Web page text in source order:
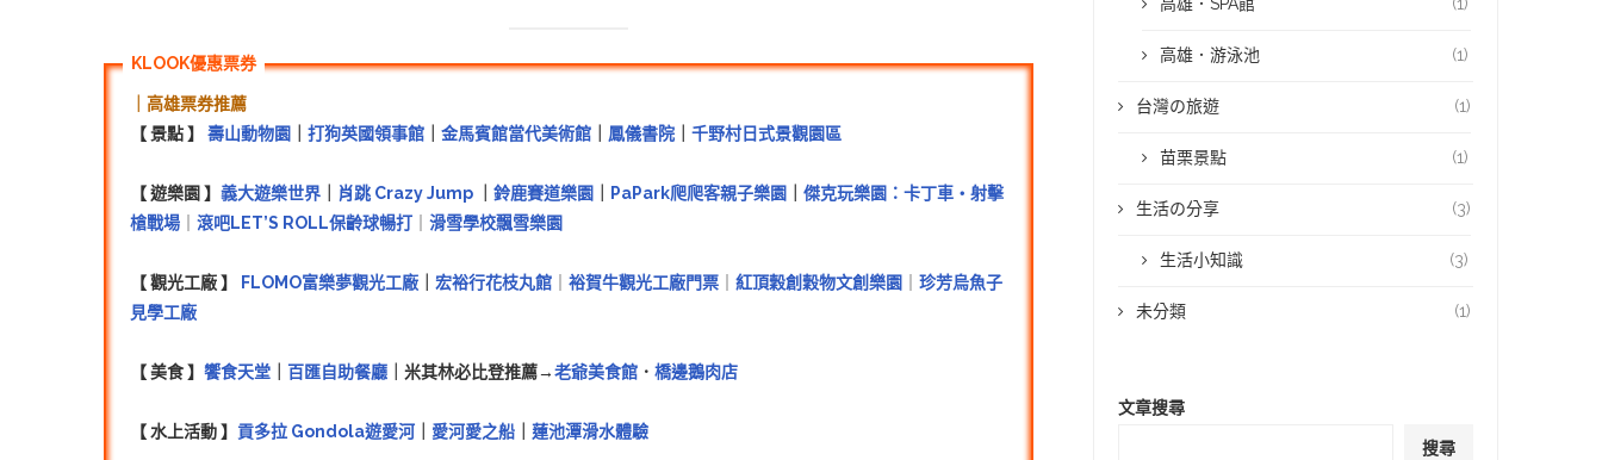
｜高雄票券推薦
【 景點 】 壽山動物園 打狗英國領事館 金馬賓館當代美術館 鳳儀書院 千野村日式景觀園區
【 遊樂園 】 義大遊樂世界 肖跳 Crazy Jump 鈴鹿賽道樂園 PaPark爬爬客親子樂園
傑克玩樂園：卡丁車・射擊
槍戰場
滾吧LET’S ROLL保齡球暢打 滑雪學校飄雪樂園
【 觀光工廠 】 FLOMO富樂夢觀光工廠 宏裕行花枝丸館 裕賀牛觀光工廠門票 紅頂穀創穀物文創樂園
珍芳烏魚子
見學工廠
【 美食 】 饗食天堂 百匯自助餐廳 ｜米其林必比登推薦→老爺美食館 ． 橋邊鵝肉店
【 水上活動 】 貢多拉 Gondola遊愛河 愛河愛之船 蓮池潭滑水體驗
高雄．游泳池 (1)
台灣の旅遊 (1)
苗栗景點 (1)
生活の分享 (3)
生活小知識 (3)
未分類 (1)
文章搜尋
搜尋